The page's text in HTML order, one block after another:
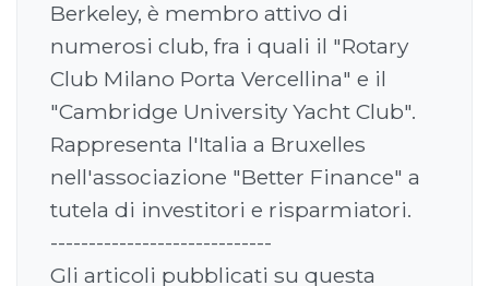
Berkeley, è membro attivo di
numerosi club, fra i quali il "Rotary
Club Milano Porta Vercellina" e il
"Cambridge University Yacht Club".
Rappresenta l'Italia a Bruxelles
nell'associazione "Better Finance" a
tutela di investitori e risparmiatori.
-----------------------------
Gli articoli pubblicati su questa